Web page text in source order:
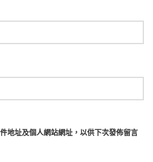
地址及個人網站網址，以供下次發佈留言